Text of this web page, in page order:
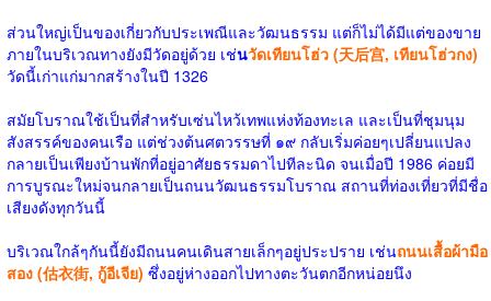
ส่วนใหญ่เป็นของเกี่ยวกับประเพณีและวัฒนธรรม แต่ก็ไม่ได้มีแต่ของขาย
ภายในบริเวณทางยังมีวัดอยู่ด้วย เช่นวัดเทียนโฮ่ว (天后宫, เทียนโฮ่วกง)
วัดนี้เก่าแก่มากสร้างในปี 1326
สมัยโบราณใช้เป็นที่สำหรับเซ่นไหว้เทพแห่งท้องทะเล และเป็นที่ชุมนุม
สังสรรค์ของคนเรือ แต่ช่วงต้นศตวรรษที่ ๑๙ กลับเริ่มค่อยๆเปลี่ยนแปลง
กลายเป็นเพียงบ้านพักที่อยู่อาศัยธรรมดาไปทีละนิด จนเมื่อปี 1986 ค่อยมี
การบูรณะใหม่จนกลายเป็นถนนวัฒนธรรมโบราณ สถานที่ท่องเที่ยวที่มีชื่อ
เสียงดังทุกวันนี้
บริเวณใกล้ๆกันนี้ยังมีถนนคนเดินสายเล็กๆอยู่ประปราย เช่นถนนเสื้อผ้ามือ
สอง (估衣街, กู้อีเจีย) ซึ่งอยู่ห่างออกไปทางตะวันตกอีกหน่อยนึง